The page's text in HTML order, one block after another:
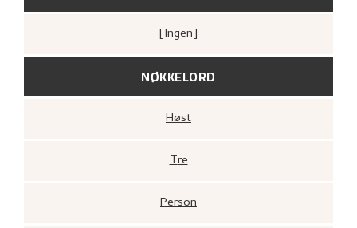
[ingen]
NØKKELORD
Høst
Tre
Person